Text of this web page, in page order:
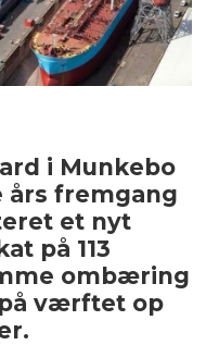
i Munkebo
fremgang
et nyt
på 113
ombæring
værftet op